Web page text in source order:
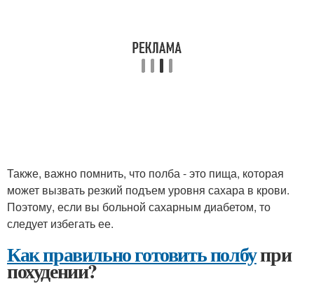
Также, важно помнить, что полба - это пища, которая
может вызвать резкий подъем уровня сахара в крови.
Поэтому, если вы больной сахарным диабетом, то
следует избегать ее.
Как правильно готовить полбупри
похудении?